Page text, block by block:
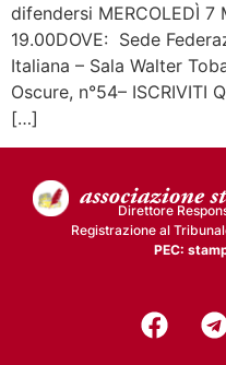
difendersi MERCOLEDÌ 7
19.00DOVE: Sede
Italiana – Sala Walter
Oscure, n°54– ISCRIVITI
[…]
Direttore
Registrazione al
PEC: